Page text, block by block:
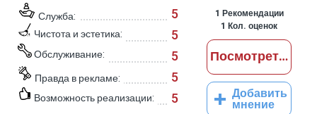
Служба: 5
Чистота и эстетика: 5
Обслуживание: 5
Правда в рекламе: 5
Возможность реализации: 5
1 Рекомендации
1 Кол. оценок
Посмотреть
Добавить
мнение